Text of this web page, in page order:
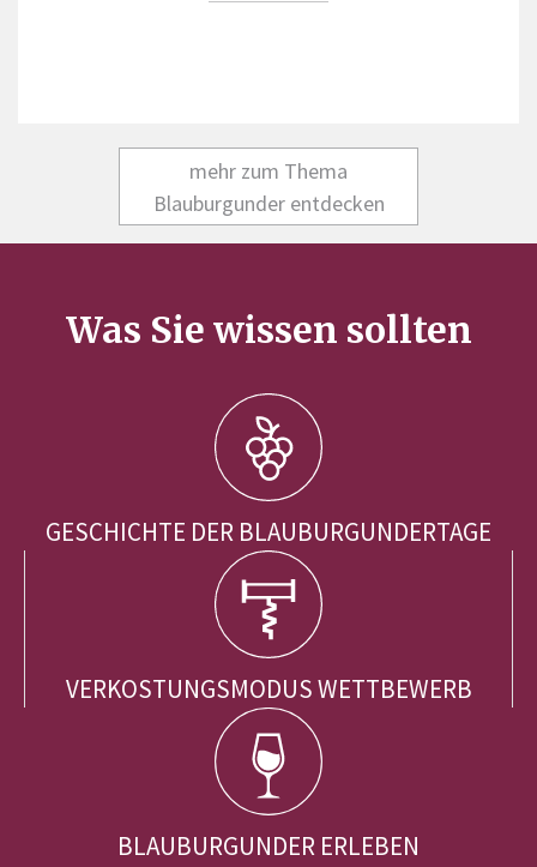
mehr zum Thema
Blauburgunder entdecken
Was Sie wissen sollten
GESCHICHTE DER BLAUBURGUNDERTAGE
VERKOSTUNGSMODUS WETTBEWERB
BLAUBURGUNDER ERLEBEN